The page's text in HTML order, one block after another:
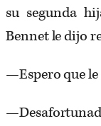
su segunda
Bennet le dijo
—Espero que le